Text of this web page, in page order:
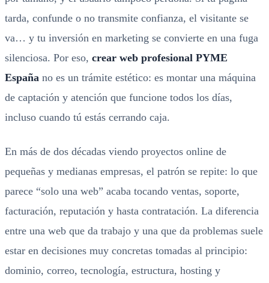
tarda, confunde o no transmite confianza, el visitante se
va… y tu inversión en marketing se convierte en una fuga
silenciosa. Por eso, crear web profesional PYME
España no es un trámite estético: es montar una máquina
de captación y atención que funcione todos los días,
incluso cuando tú estás cerrando caja.
En más de dos décadas viendo proyectos online de
pequeñas y medianas empresas, el patrón se repite: lo que
parece “solo una web” acaba tocando ventas, soporte,
facturación, reputación y hasta contratación. La diferencia
entre una web que da trabajo y una que da problemas suele
estar en decisiones muy concretas tomadas al principio:
dominio, correo, tecnología, estructura, hosting y